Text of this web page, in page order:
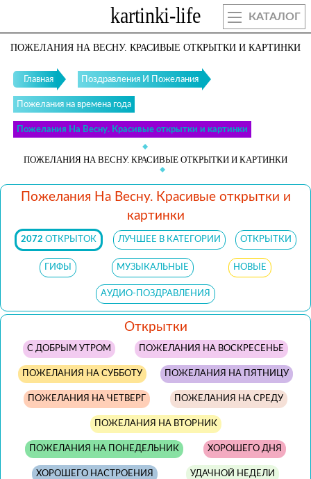
КАТАЛОГ
ПОЖЕЛАНИЯ НА ВЕСНУ. КРАСИВЫЕ ОТКРЫТКИ И КАРТИНКИ
Главная Поздравления И Пожелания
Пожелания на времена года
Пожелания На Весну. Красивые открытки и картинки
ПОЖЕЛАНИЯ НА ВЕСНУ. КРАСИВЫЕ ОТКРЫТКИ И КАРТИНКИ
Пожелания На Весну. Красивые открытки и
картинки
2072 ОТКРЫТОК ЛУЧШЕЕ В КАТЕГОРИИ ОТКРЫТКИ
ГИФЫ МУЗЫКАЛЬНЫЕ НОВЫЕ
АУДИО-ПОЗДРАВЛЕНИЯ
Открытки
С ДОБРЫМ УТРОМ ПОЖЕЛАНИЯ НА ВОСКРЕСЕНЬЕ
ПОЖЕЛАНИЯ НА СУББОТУ ПОЖЕЛАНИЯ НА ПЯТНИЦУ
ПОЖЕЛАНИЯ НА ЧЕТВЕРГ ПОЖЕЛАНИЯ НА СРЕДУ
ПОЖЕЛАНИЯ НА ВТОРНИК
ПОЖЕЛАНИЯ НА ПОНЕДЕЛЬНИК ХОРОШЕГО ДНЯ
ХОРОШЕГО НАСТРОЕНИЯ УДАЧНОЙ НЕДЕЛИ